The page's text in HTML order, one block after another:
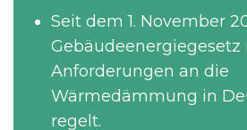
Seit dem 1. November
Gebäudeenergiegesetz
Anforderungen an die
Wärmedämmung in
regelt.